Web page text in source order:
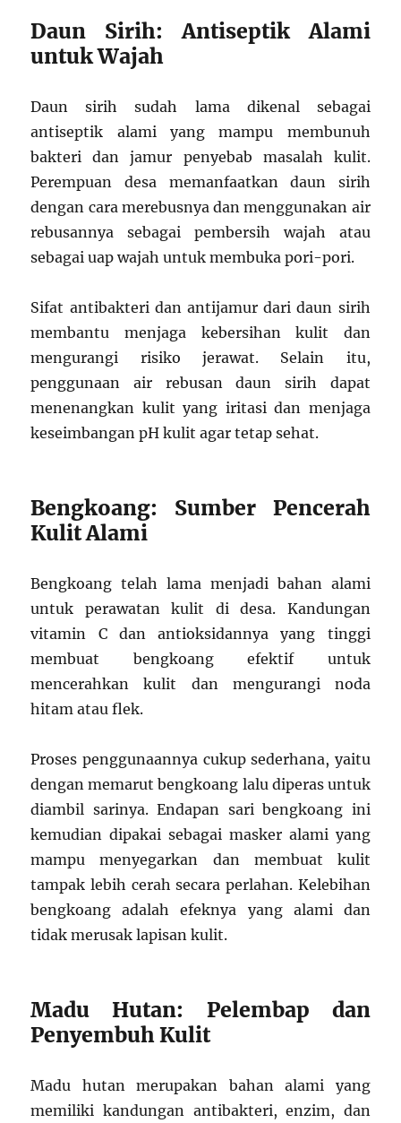
Daun Sirih: Antiseptik Alami
untuk Wajah
Daun sirih sudah lama dikenal sebagai
antiseptik alami yang mampu membunuh
bakteri dan jamur penyebab masalah kulit.
Perempuan desa memanfaatkan daun sirih
dengan cara merebusnya dan menggunakan air
rebusannya sebagai pembersih wajah atau
sebagai uap wajah untuk membuka pori-pori.
Sifat antibakteri dan antijamur dari daun sirih
membantu menjaga kebersihan kulit dan
mengurangi risiko jerawat. Selain itu,
penggunaan air rebusan daun sirih dapat
menenangkan kulit yang iritasi dan menjaga
keseimbangan pH kulit agar tetap sehat.
Bengkoang: Sumber Pencerah
Kulit Alami
Bengkoang telah lama menjadi bahan alami
untuk perawatan kulit di desa. Kandungan
vitamin C dan antioksidannya yang tinggi
membuat bengkoang efektif untuk
mencerahkan kulit dan mengurangi noda
hitam atau flek.
Proses penggunaannya cukup sederhana, yaitu
dengan memarut bengkoang lalu diperas untuk
diambil sarinya. Endapan sari bengkoang ini
kemudian dipakai sebagai masker alami yang
mampu menyegarkan dan membuat kulit
tampak lebih cerah secara perlahan. Kelebihan
bengkoang adalah efeknya yang alami dan
tidak merusak lapisan kulit.
Madu Hutan: Pelembap dan
Penyembuh Kulit
Madu hutan merupakan bahan alami yang
memiliki kandungan antibakteri, enzim, dan